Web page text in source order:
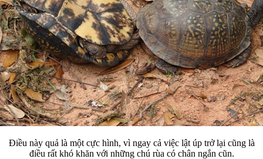
Điều này quả là một cực hình, vì ngay cả việc lật úp trở lại cũng là
điều rất khó khăn với những chú rùa có chân ngắn cũn.